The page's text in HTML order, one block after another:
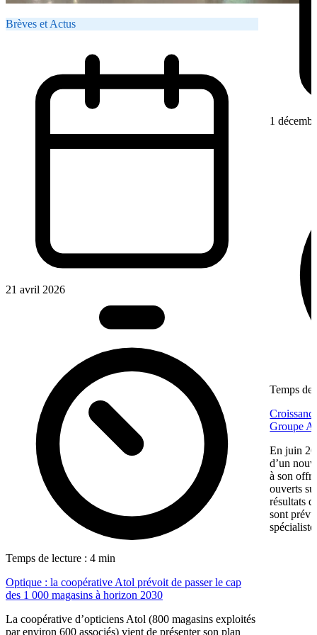
Brèves et Actus
21 avril 2026
Temps de lecture : 4 min
Optique : la coopérative Atol prévoit de passer le cap
des 1 000 magasins à horizon 2030
La coopérative d’opticiens Atol (800 magasins exploités
par environ 600 associés) vient de présenter son plan
1
Temps de
Groupe
En juin
d’un
à son
ouverts
résultats
sont